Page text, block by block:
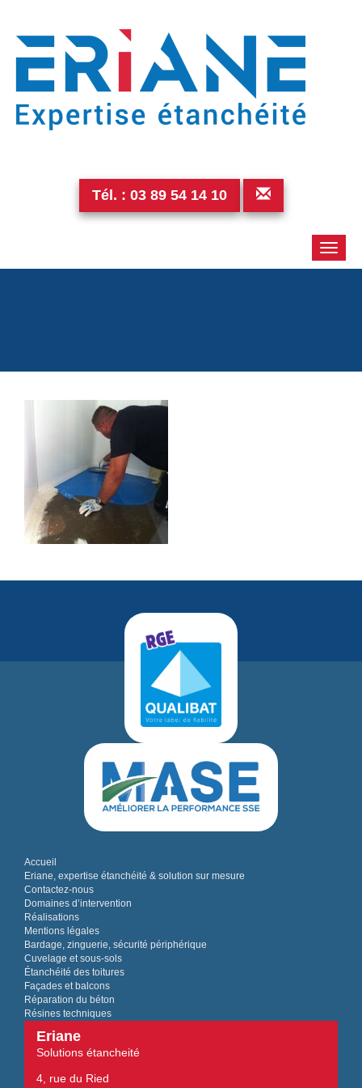
Tél. : 03 89 54 14 10
Toggle
Accueil
Eriane, expertise étanchéité & solution sur mesure
Contactez-nous
Domaines d’intervention
Réalisations
Mentions légales
Bardage, zinguerie, sécurité périphérique
Cuvelage et sous-sols
Étanchéité des toitures
Façades et balcons
Réparation du béton
Résines techniques
Eriane
Solutions étancheité
4, rue du Ried